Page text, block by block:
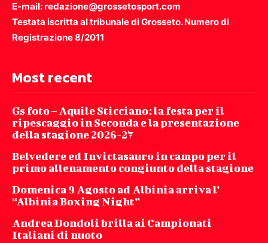
E-mail: redazione@grossetosport.com
Testata iscritta al tribunale di Grosseto. Numero di
Registrazione 8/2011
Most recent
Gs foto – Aquile Sticciano: la festa per il
ripescaggio in Seconda e la presentazione
della stagione 2026-27
Belvedere ed Invictasauro in campo per il
primo allenamento congiunto della stagione
Domenica 9 Agosto ad Albinia arriva l’
“Albinia Boxing Night”
Andrea Dondoli brilla ai Campionati
Italiani di nuoto